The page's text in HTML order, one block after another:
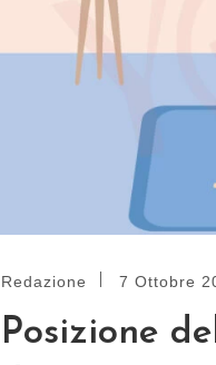
Redazione 7 Ottobre
Posizione